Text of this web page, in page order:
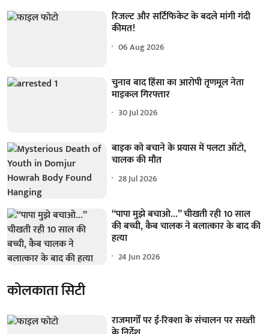
रिजल्ट और सर्टिफिकेट के बदले मांगी गंदी
कीमत!
06 Aug 2026
चुनाव बाद हिंसा का आरोपी तृणमूल नेता
माइकल गिरफ्तार
30 Jul 2026
बाइक को बचाने के प्रयास में पलटा ऑटो,
चालक की मौत
28 Jul 2026
“पापा मुझे बचाओ…” चीखती रही 10 साल
की बच्ची, कैब चालक ने बलात्कार के बाद की
हत्या
24 Jun 2026
कोलकाता सिटी
राजमार्गों पर ई-रिक्शा के संचालन पर सख्ती